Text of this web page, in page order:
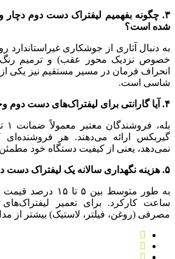
۳. چگونه بفهمیم لیفتراک دست دوم دچار
شده است؟
به دنبال آثاری از جوشکاری
خصوص نزدیک محور عقب) و ترمیم
انحراف فرمان در مسیر مستقیم نیز یکی
شاسی است.
۴. آیا گارانتی برای لیفتراک‌های دست دوم
گیربکس ارائه می‌دهند. هر فروشنده‌ای
نمی‌دهد، یعنی از کیفیت دستگاه خود
۵. هزینه نگهداری سالانه یک لیفتراک
به طور متوسط بین ۵
ساعت کارکرد. برای تعمیر
مصرفی (روغن، فیلتر، لاستیک) بیشتر از